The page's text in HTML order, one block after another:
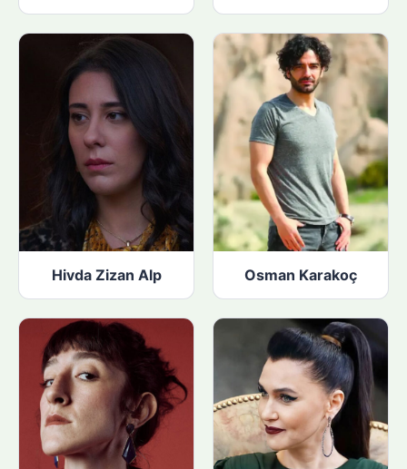
Hivda Zizan Alp Osman Karakoç